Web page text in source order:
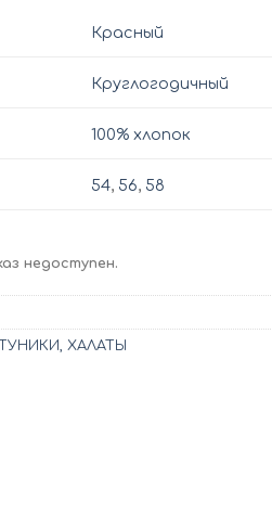
Красный
Круглогодичный
100% хлопок
54, 56, 58
недоступен.
ХАЛАТЫ